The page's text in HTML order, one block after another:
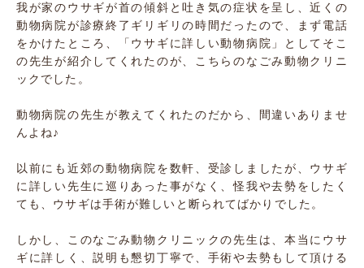
我が家のウサギが首の傾斜と吐き気の症状を呈し、近くの
動物病院が診療終了ギリギリの時間だったので、まず電話
をかけたところ、「ウサギに詳しい動物病院」としてそこ
の先生が紹介してくれたのが、こちらのなごみ動物クリニ
ックでした。
動物病院の先生が教えてくれたのだから、間違いありませ
んよね♪
以前にも近郊の動物病院を数軒、受診しましたが、ウサギ
に詳しい先生に巡りあった事がなく、怪我や去勢をしたく
ても、ウサギは手術が難しいと断られてばかりでした。
しかし、このなごみ動物クリニックの先生は、本当にウサ
ギに詳しく、説明も懇切丁寧で、手術や去勢もして頂ける